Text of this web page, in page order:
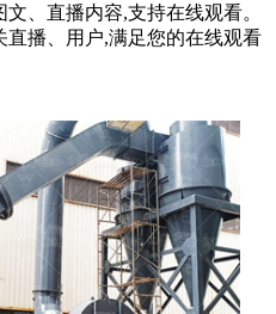
、直播内容,支持在线观看。
直播、用户,满足您的在线观看